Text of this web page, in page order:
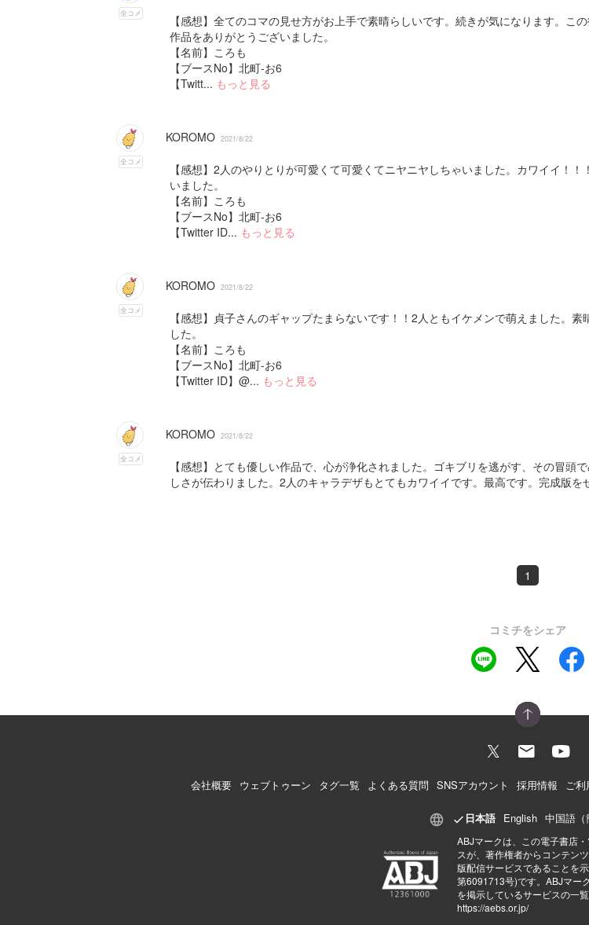
全コメ
【感想】全てのコマの見せ方がお上手で素晴らしいです。続きが気になります。こ
作品をありがとうございました。
【名前】ころも
【ブースNo】北町-お6
【Twitt... もっと見る
全コメ
KOROMO 2021/8/22
【感想】2人のやりとりが可愛くて可愛くてニヤニヤしちゃいました。カワイイ！
いました。
【名前】ころも
【ブースNo】北町-お6
【Twitter ID... もっと見る
全コメ
KOROMO 2021/8/22
【感想】貞子さんのギャップたまらないです！！2人ともイケメンで萌えました。
した。
【名前】ころも
【ブースNo】北町-お6
【Twitter ID】@... もっと見る
全コメ
KOROMO 2021/8/22
【感想】とても優しい作品で、心が浄化されました。ゴキブリを逃がす、その冒頭
しさが伝わりました。2人のキャラデザもとてもカワイイです。最高です。完成版を
1
コミチをシェア
会社概要 ウェブトゥーン タグ一覧 よくある質問 SNSアカウント 採用情報 ご利
日本語 English 中国語（
ABJマークは、この電子書店
スが、著作権者からコンテン
版配信サービスであることを
第6091713号)です。ABJマー
を掲示しているサービスの一覧
https://aebs.or.jp/